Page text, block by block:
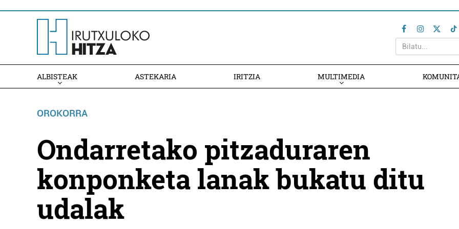
ALBISTEAK ASTEKARIA IRITZIA MULTIMEDIA
OROKORRA
Ondarretako pitzaduraren
konponketa lanak bukatu ditu
udalak